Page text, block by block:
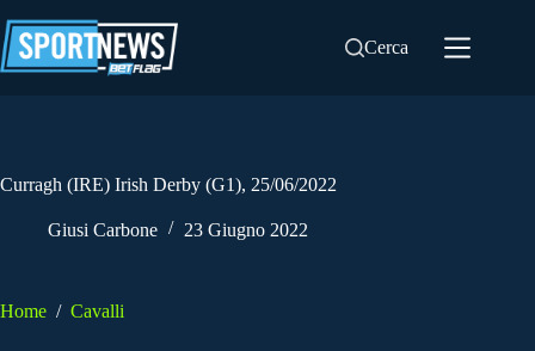
al
contenuto
Cerca
Curragh (IRE) Irish Derby (G1), 25/06/2022
Giusi Carbone 23 Giugno 2022
Home / Cavalli